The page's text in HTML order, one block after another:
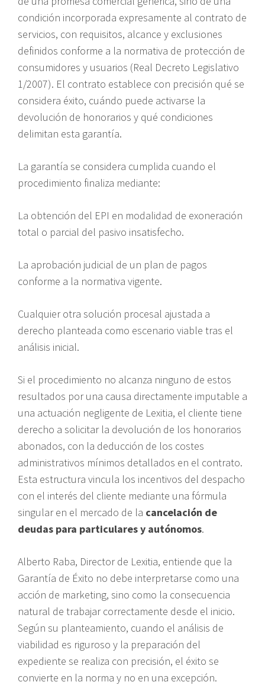
condición incorporada expresamente al contrato de
servicios, con requisitos, alcance y exclusiones
definidos conforme a la normativa de protección de
consumidores y usuarios (Real Decreto Legislativo
1/2007). El contrato establece con precisión qué se
considera éxito, cuándo puede activarse la
devolución de honorarios y qué condiciones
delimitan esta garantía.
La garantía se considera cumplida cuando el
procedimiento finaliza mediante:
La obtención del EPI en modalidad de exoneración
total o parcial del pasivo insatisfecho.
La aprobación judicial de un plan de pagos
conforme a la normativa vigente.
Cualquier otra solución procesal ajustada a
derecho planteada como escenario viable tras el
análisis inicial.
Si el procedimiento no alcanza ninguno de estos
resultados por una causa directamente imputable a
una actuación negligente de Lexitia, el cliente tiene
derecho a solicitar la devolución de los honorarios
abonados, con la deducción de los costes
administrativos mínimos detallados en el contrato.
Esta estructura vincula los incentivos del despacho
con el interés del cliente mediante una fórmula
singular en el mercado de la cancelación de
deudas para particulares y autónomos.
Alberto Raba, Director de Lexitia, entiende que la
Garantía de Éxito no debe interpretarse como una
acción de marketing, sino como la consecuencia
natural de trabajar correctamente desde el inicio.
Según su planteamiento, cuando el análisis de
viabilidad es riguroso y la preparación del
expediente se realiza con precisión, el éxito se
convierte en la norma y no en una excepción.